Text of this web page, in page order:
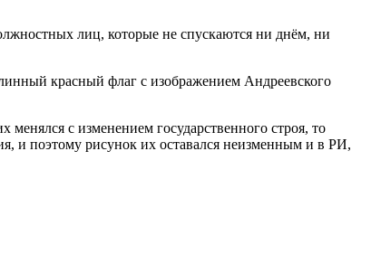
лиц, которые не спускаются ни днём, ни
красный флаг с изображением Андреевского
с изменением государственного строя, то
и поэтому рисунок их оставался неизменным и в РИ,